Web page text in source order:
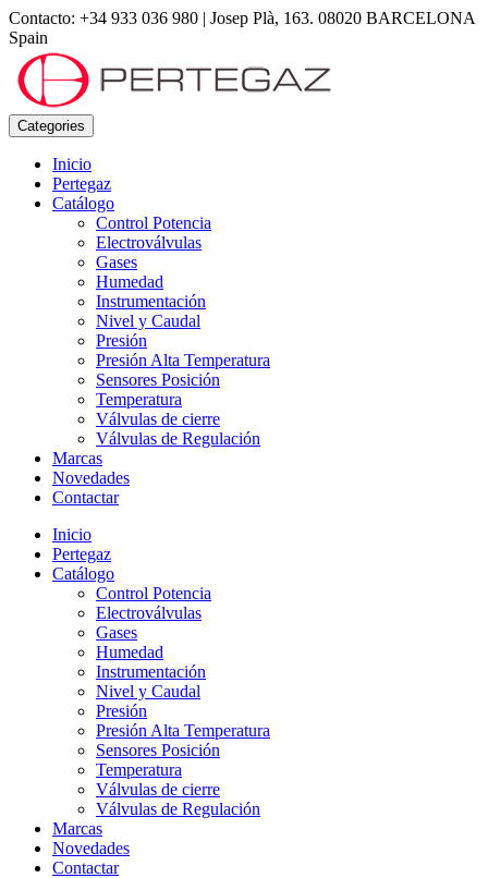
Contacto: +34 933 036 980 | Josep Plà, 163. 08020 BARCELONA
Spain
Categories
Inicio
Pertegaz
Catálogo
Control Potencia
Electroválvulas
Gases
Humedad
Instrumentación
Nivel y Caudal
Presión
Presión Alta Temperatura
Sensores Posición
Temperatura
Válvulas de cierre
Válvulas de Regulación
Marcas
Novedades
Contactar
Inicio
Pertegaz
Catálogo
Control Potencia
Electroválvulas
Gases
Humedad
Instrumentación
Nivel y Caudal
Presión
Presión Alta Temperatura
Sensores Posición
Temperatura
Válvulas de cierre
Válvulas de Regulación
Marcas
Novedades
Contactar